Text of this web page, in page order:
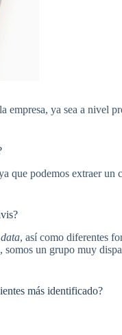
empresa, ya sea a nivel
que podemos extraer
, así como diferentes
un grupo muy
más identificado?